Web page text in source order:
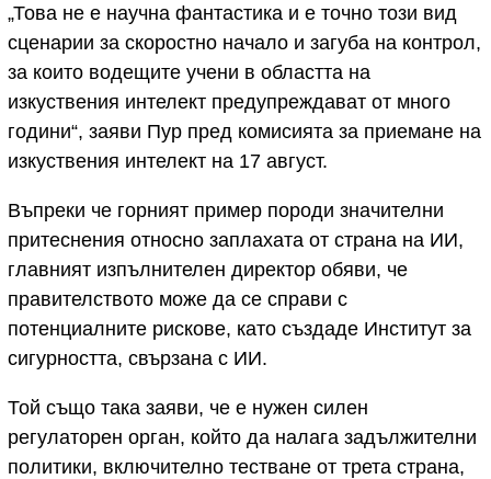
„Това не е научна фантастика и е точно този вид
сценарии за скоростно начало и загуба на контрол,
за които водещите учени в областта на
изкуствения интелект предупреждават от много
години“, заяви Пур пред комисията за приемане на
изкуствения интелект на 17 август.
Въпреки че горният пример породи значителни
притеснения относно заплахата от страна на ИИ,
главният изпълнителен директор обяви, че
правителството може да се справи с
потенциалните рискове, като създаде Институт за
сигурността, свързана с ИИ.
Той също така заяви, че е нужен силен
регулаторен орган, който да налага задължителни
политики, включително тестване от трета страна,